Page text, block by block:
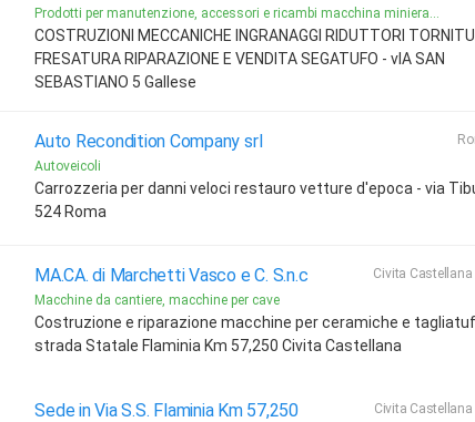
Prodotti per manutenzione, accessori e ricambi macchina miniera...
COSTRUZIONI MECCANICHE INGRANAGGI RIDUTTORI
FRESATURA RIPARAZIONE E VENDITA SEGATUFO - vIA SAN
SEBASTIANO 5 Gallese
Auto Recondition Company srl
Autoveicoli
Carrozzeria per danni veloci restauro vetture d'epoca - via
524 Roma
MA.CA. di Marchetti Vasco e C. S.n.c
Civita Castellana
Macchine da cantiere, macchine per cave
Costruzione e riparazione macchine per ceramiche e
strada Statale Flaminia Km 57,250 Civita Castellana
Sede in Via S.S. Flaminia Km 57,250 Civita Castellana